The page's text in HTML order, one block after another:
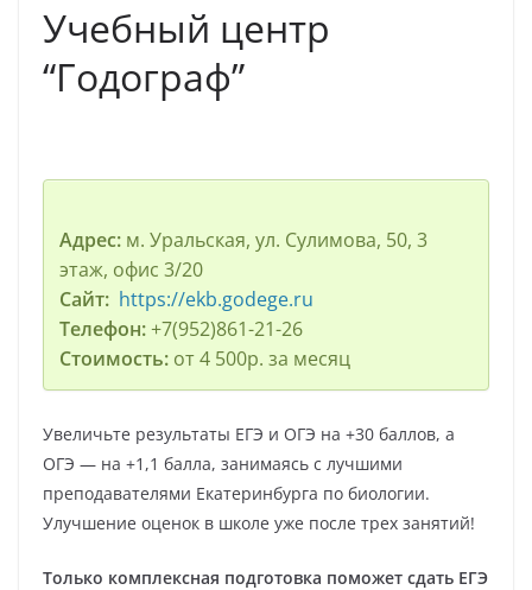
Учебный центр
“Годограф”
Адрес:м. Уральская, ул. Сулимова, 50, 3
этаж, офис 3/20
Сайт: https://ekb.godege.ru
Телефон:+7(952)861-21-26
Стоимость:от 4 500р. за месяц
Увеличьте результаты ЕГЭ и ОГЭ на +30 баллов, а
ОГЭ — на +1,1 балла, занимаясь с лучшими
преподавателями Екатеринбурга по биологии.
Улучшение оценок в школе уже после трех занятий!
Только комплексная подготовка поможет сдать ЕГЭ